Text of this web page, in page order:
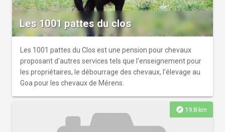
Les 1001 pattes du clos
Les 1001 pattes du Clos est une pension pour chevaux
proposant d'autres services tels que l'enseignement pour
les propriétaires, le débourrage des chevaux, l'élevage au
Goa pour les chevaux de Mérens.
explore 19.8 km